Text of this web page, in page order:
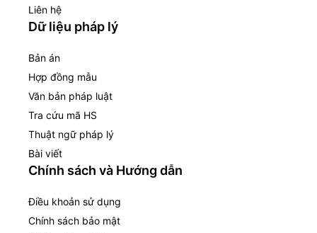
Liên hệ
Dữ liệu pháp lý
Bản án
Hợp đồng mẫu
Văn bản pháp luật
Tra cứu mã HS
Thuật ngữ pháp lý
Bài viết
Chính sách và Hướng dẫn
Điều khoản sử dụng
Chính sách bảo mật